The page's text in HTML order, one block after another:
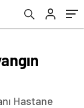
Hastane